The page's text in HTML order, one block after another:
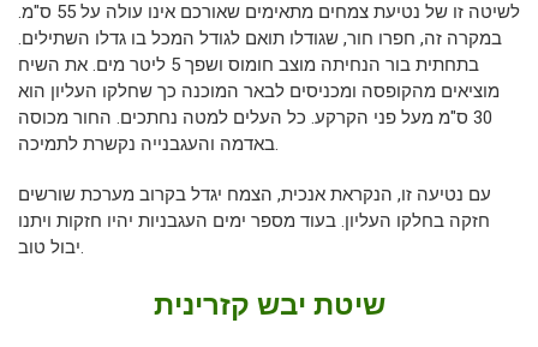
לשיטה זו של נטיעת צמחים מתאימים שאורכם אינו עולה על 55 ס"מ.
במקרה זה, חפרו חור, שגודלו תואם לגודל המכל בו גדלו השתילים.
בתחתית בור הנחיתה מוצב חומוס ושפך 5 ליטר מים. את השיח
מוציאים מהקופסה ומכניסים לבאר המוכנה כך שחלקו העליון הוא
30 ס"מ מעל פני הקרקע. כל העלים למטה נחתכים. החור מכוסה
באדמה והעגבנייה נקשרת לתמיכה.
עם נטיעה זו, הנקראת אנכית, הצמח יגדל בקרוב מערכת שורשים
חזקה בחלקו העליון. בעוד מספר ימים העגבניות יהיו חזקות ויתנו
יבול טוב.
שיטת יבש קזרינית